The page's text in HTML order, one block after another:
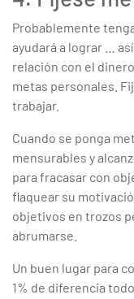
Probablemente
ayudará a lograr …
relación con el
metas personales.
trabajar.
Cuando se ponga
mensurables y
para fracasar con
flaquear su
objetivos en trozos
abrumarse.
Un buen lugar para
1% de diferencia